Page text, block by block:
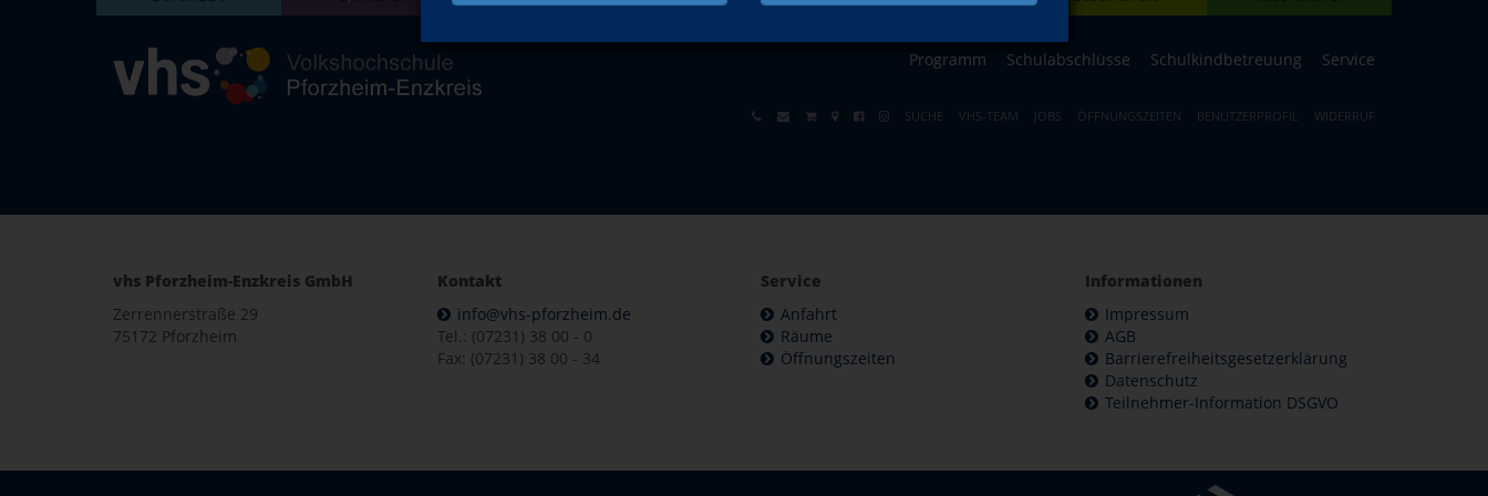
Programm Schulabschlüsse Schulkindbetreuung Service
SUCHE VHS-TEAM JOBS ÖFFNUNGSZEITEN BENUTZERPROFIL WIDERRUF
vhs Pforzheim-Enzkreis GmbH
Zerrennerstraße 29
75172 Pforzheim
Kontakt
info@vhs-pforzheim.de
Tel.: (07231) 38 00 - 0
Fax: (07231) 38 00 - 34
Service
Anfahrt
Räume
Öffnungszeiten
Informationen
Impressum
AGB
Barrierefreiheitsgesetzerklärung
Datenschutz
Teilnehmer-Information DSGVO